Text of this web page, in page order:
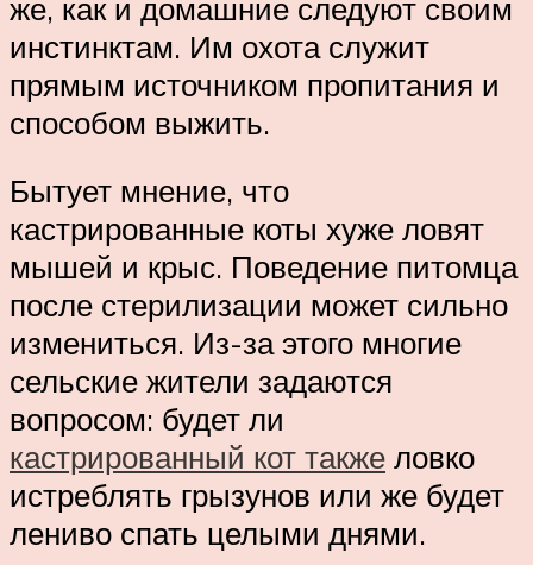
же, как и домашние следуют своим
инстинктам. Им охота служит
прямым источником пропитания и
способом выжить.
Бытует мнение, что
кастрированные коты хуже ловят
мышей и крыс. Поведение питомца
после стерилизации может сильно
измениться. Из-за этого многие
сельские жители задаются
вопросом: будет ли
кастрированный кот также ловко
истреблять грызунов или же будет
лениво спать целыми днями.